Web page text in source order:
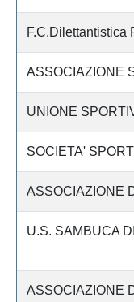
F.C.Dilettantistica
ASSOCIAZIONE
UNIONE
SOCIETA'
ASSOCIAZIONE
U.S. SAMBUCA
ASSOCIAZIONE